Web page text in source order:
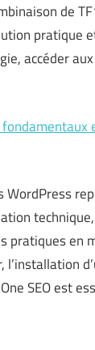
de
pratique
accéder
WordPress
pratiques en
SEO est